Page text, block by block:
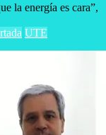
la energía es cara”,
UTE